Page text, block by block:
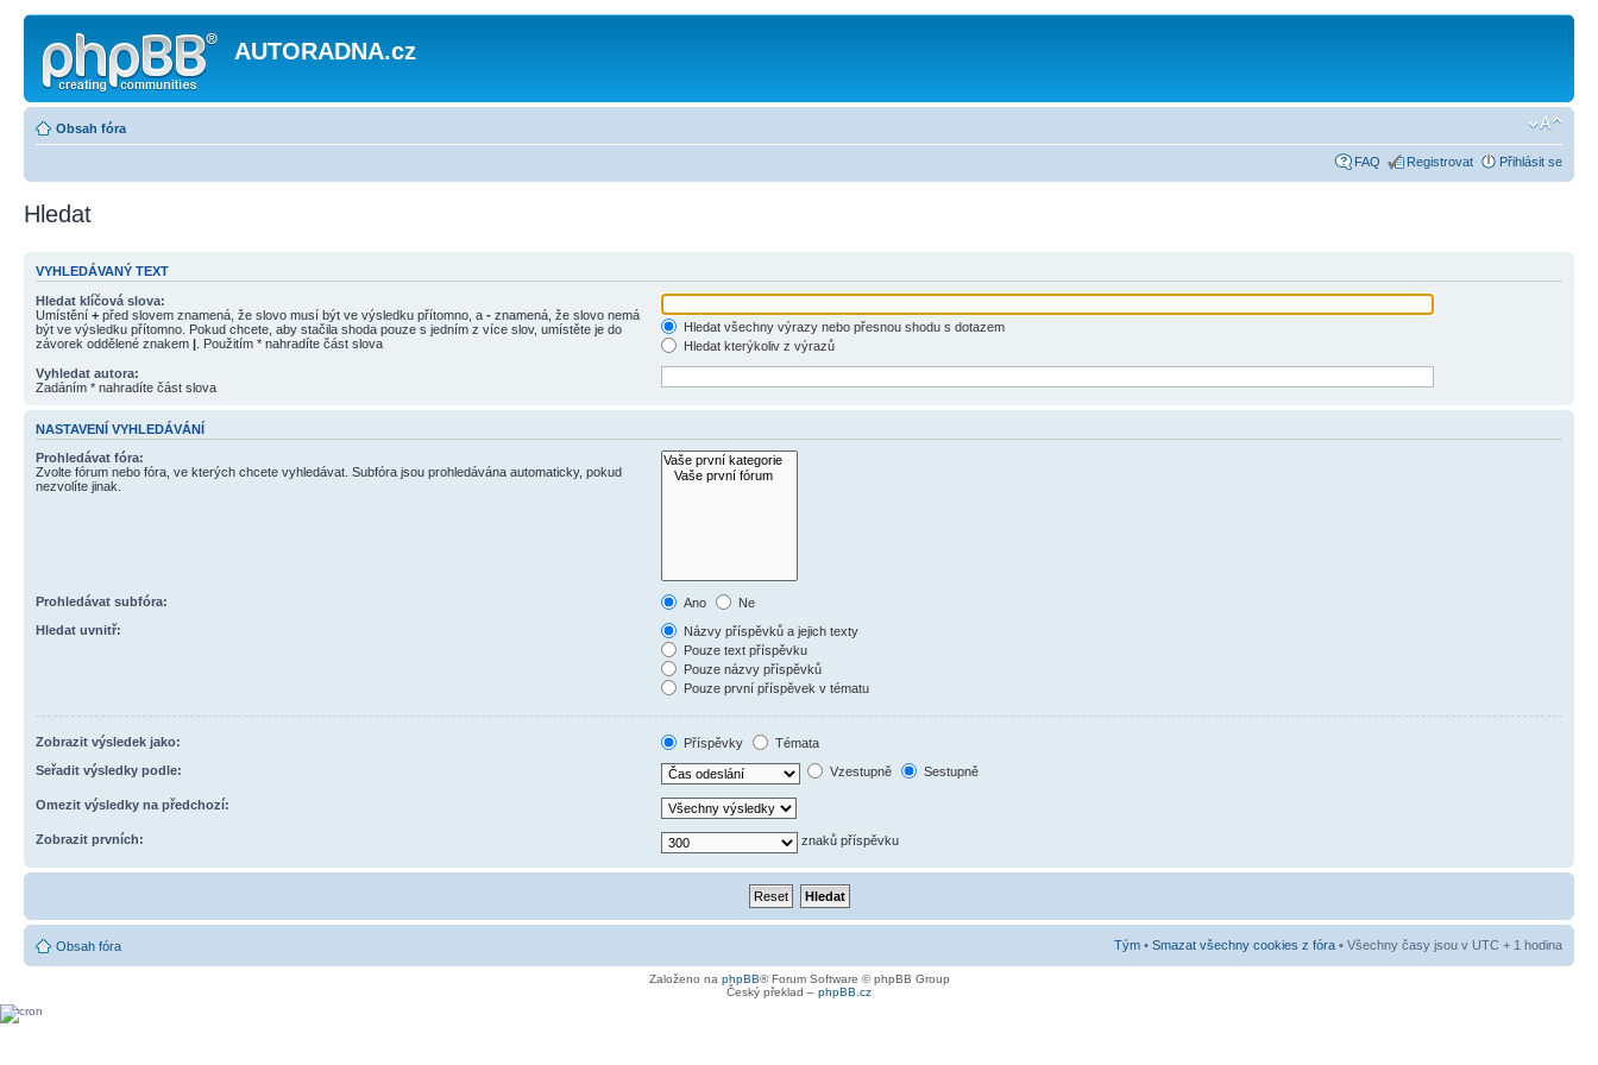
AUTORADNA.cz
Obsah fóra
FAQ Registrovat Přihlásit se
Hledat
VYHLEDÁVANÝ TEXT
Hledat klíčová slova:
Umístění + před slovem znamená, že slovo musí být ve výsledku přítomno, a - znamená, že slovo nemá
být ve výsledku přítomno. Pokud chcete, aby stačila shoda pouze s jedním z více slov, umístěte je do
závorek oddělené znakem | . Použitím * nahradíte část slova
Hledat všechny výrazy nebo přesnou shodu s dotazem
Hledat kterýkoliv z výrazů
Vyhledat autora:
Zadáním * nahradíte část slova
NASTAVENÍ VYHLEDÁVÁNÍ
Prohledávat fóra:
Zvolte fórum nebo fóra, ve kterých chcete vyhledávat. Subfóra jsou prohledávána automaticky, pokud
nezvolíte jinak.
Prohledávat subfóra: Ano
Ne
Hledat uvnitř:
Názvy příspěvků a jejich texty
Pouze text příspěvku
Pouze názvy příspěvků
Pouze první příspěvek v tématu
Zobrazit výsledek jako: Příspěvky
Témata
Seřadit výsledky podle:
Vzestupně Sestupně
Omezit výsledky na předchozí:
Zobrazit prvních: znaků příspěvku
Obsah fóra Tým • Smazat všechny cookies z fóra • Všechny časy jsou v UTC + 1 hodina
Založeno na phpBB® Forum Software © phpBB Group
Český překlad – phpBB.cz